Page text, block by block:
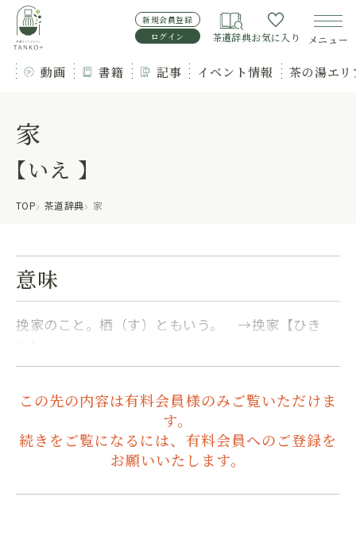
新規会員登録
ログイン
茶道辞典お気に入り メニュー
動画 書籍 記事 イベント情報 茶の湯エ
家
【いえ 】
TOP 茶道辞典 家
意味
挽家のこと。栖（す）ともいう。 →挽家【ひき
この先の内容は有料会員様のみご覧いただけま
す。
続きをご覧になるには、有料会員へのご登録を
お願いいたします。